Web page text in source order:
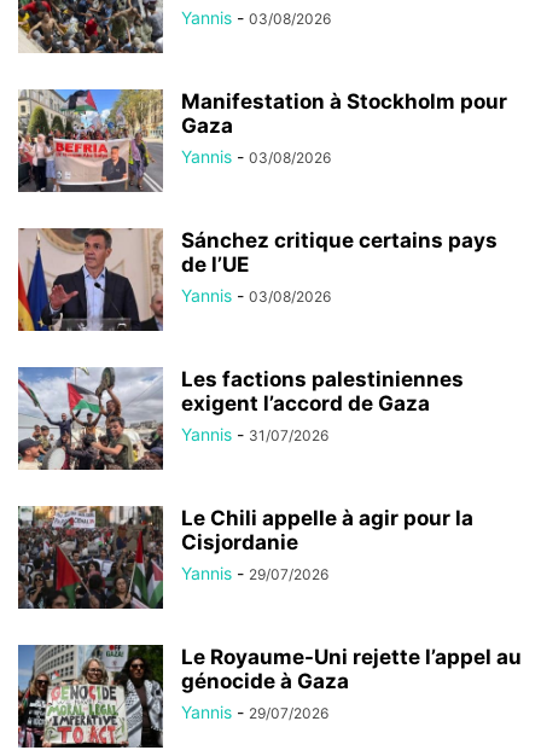
Yannis - 03/08/2026
Manifestation à Stockholm pour
Gaza
Yannis - 03/08/2026
Sánchez critique certains pays
de l’UE
Yannis - 03/08/2026
Les factions palestiniennes
exigent l’accord de Gaza
Yannis - 31/07/2026
Le Chili appelle à agir pour la
Cisjordanie
Yannis - 29/07/2026
Le Royaume-Uni rejette l’appel au
génocide à Gaza
Yannis - 29/07/2026